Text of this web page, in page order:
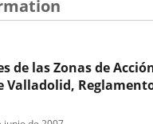
de las Zonas de
Valladolid,